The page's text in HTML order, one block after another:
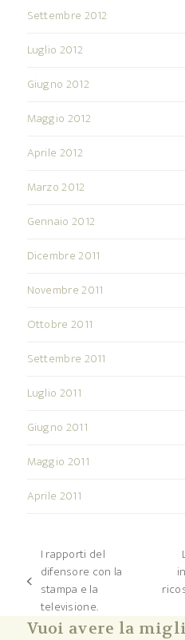
Settembre 2012
Luglio 2012
Giugno 2012
Maggio 2012
Aprile 2012
Marzo 2012
Gennaio 2012
Dicembre 2011
Novembre 2011
Ottobre 2011
Settembre 2011
Luglio 2011
Giugno 2011
Maggio 2011
Aprile 2011
post
precedente:
I rapporti del
difensore con la
stampa e la
televisione.
articolo
Vuoi avere la